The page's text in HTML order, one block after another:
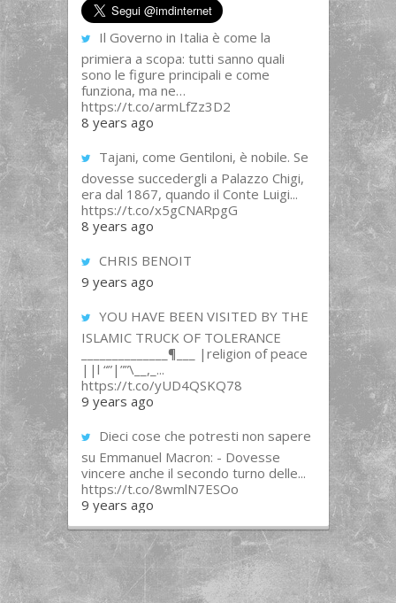
Il Governo in Italia è come la
primiera a scopa: tutti sanno quali
sono le figure principali e come
funziona, ma ne…
https://t.co/armLfZz3D2
8 years ago
Tajani, come Gentiloni, è nobile. Se
dovesse succedergli a Palazzo Chigi,
era dal 1867, quando il Conte Luigi...
https://t.co/x5gCNARpgG
8 years ago
CHRIS BENOIT
9 years ago
YOU HAVE BEEN VISITED BY THE
ISLAMIC TRUCK OF TOLERANCE
______________¶___ |religion of peace
||l “”|””\__,_...
https://t.co/yUD4QSKQ78
9 years ago
Dieci cose che potresti non sapere
su Emmanuel Macron: - Dovesse
vincere anche il secondo turno delle...
https://t.co/8wmlN7ESOo
9 years ago